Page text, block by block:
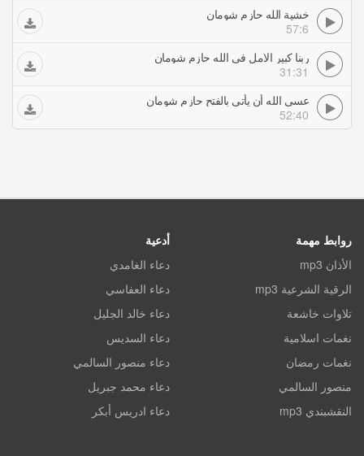
خشية الله حازم شومان
57:6
ربنا كبير الامل في الله حازم شومان
31:31
عسى الله أن يأتى بالفتح حازم شومان
52:40
روابط مهمة
الأذان mp3
الرقية الشرعية mp3
تلاوات خاشعة
نغمات اسلامية
نغمات رمضان
منصور السالمي
النقشبندي mp3
أدعية
دعاء الغامدي
دعاء العفاسي
دعاء خالد الجليل
دعاء السديس
دعاء منصور السالمي
دعاء محمد جبريل
دعاء ادريس أبكر